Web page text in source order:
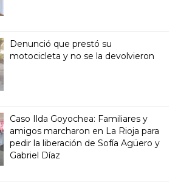
Denunció que prestó su
motocicleta y no se la devolvieron
Caso Ilda Goyochea: Familiares y
amigos marcharon en La Rioja para
pedir la liberación de Sofía Agüero y
Gabriel Díaz